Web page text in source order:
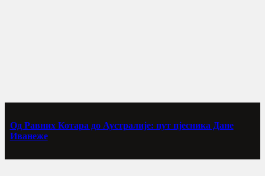
Од Равних Котара до Аустралије: пут пјесника Дане
Иванеже